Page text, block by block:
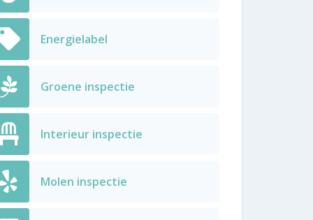
Energielabel
Groene inspectie
Interieur inspectie
Molen inspectie